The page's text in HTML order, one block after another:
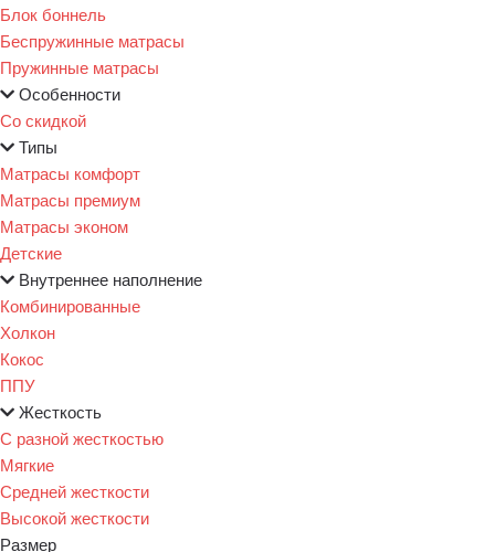
Блок боннель
Беспружинные матрасы
Пружинные матрасы
Особенности
Со скидкой
Типы
Матрасы комфорт
Матрасы премиум
Матрасы эконом
Детские
Внутреннее наполнение
Комбинированные
Холкон
Кокос
ППУ
Жесткость
С разной жесткостью
Мягкие
Средней жесткости
Высокой жесткости
Размер